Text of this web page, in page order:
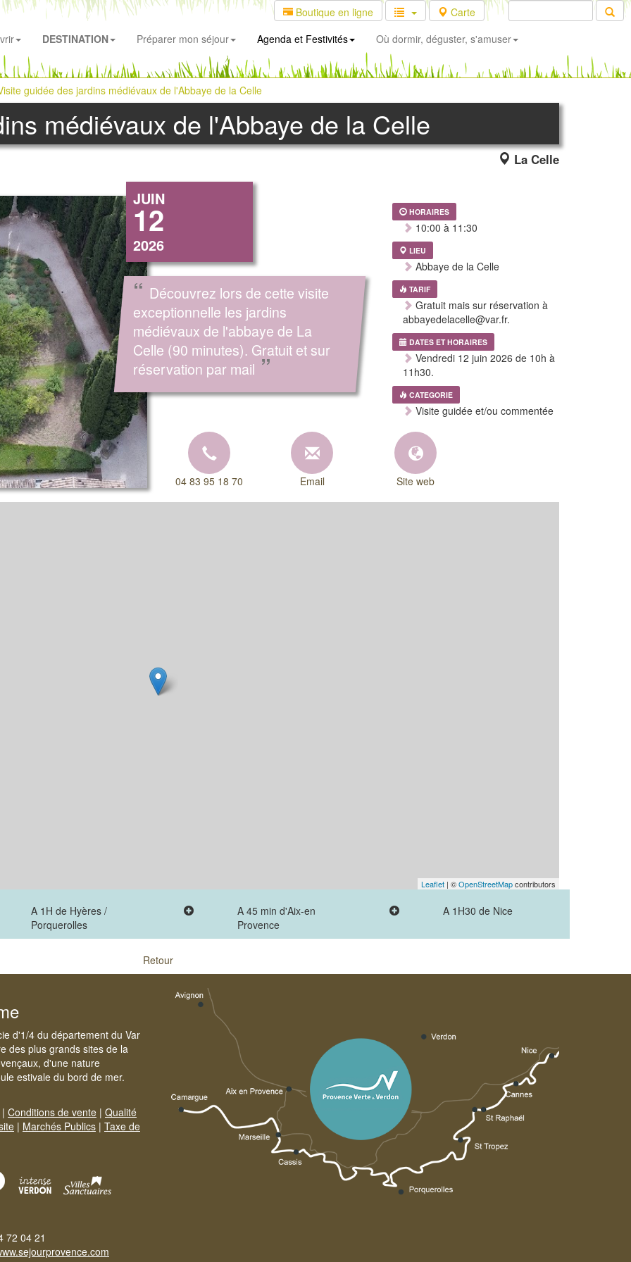
Boutique en ligne
Carte
DESTINATION Préparer mon séjour Agenda et Festivités Où dormir, déguster, s'amuser
guidée des jardins médiévaux de l'Abbaye de la Celle
médiévaux de l'Abbaye de la Celle
La Celle
JUIN
12
2026
“ Découvrez lors de cette visite
exceptionnelle les jardins
médiévaux de l'abbaye de La
Celle (90 minutes). Gratuit et sur
réservation par mail ”
HORAIRES
10:00 à 11:30
LIEU
Abbaye de la Celle
TARIF
Gratuit mais sur réservation à
abbayedelacelle@var.fr.
DATES ET HORAIRES
Vendredi 12 juin 2026 de 10h à
11h30.
CATEGORIE
Visite guidée et/ou commentée
04 83 95 18 70 Email Site web
Leaflet | ©OpenStreetMapcontributors
A 1H de Hyères /
Porquerolles
A 45 min d'Aix-en
Provence
A 1H30 de Nice
Retour
d'1/4 du département du Var
des plus grands sites de la
d'une nature
estivale du bord de mer.
| Conditions de vente | Qualité
| Marchés Publics | Taxe de
72 04 21